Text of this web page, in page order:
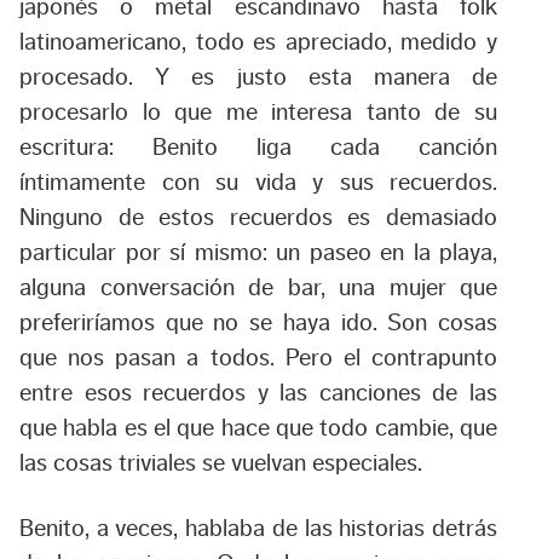
japonés o metal escandinavo hasta folk
latinoamericano, todo es apreciado, medido y
procesado. Y es justo esta manera de
procesarlo lo que me interesa tanto de su
escritura: Benito liga cada canción
íntimamente con su vida y sus recuerdos.
Ninguno de estos recuerdos es demasiado
particular por sí mismo: un paseo en la playa,
alguna conversación de bar, una mujer que
preferiríamos que no se haya ido. Son cosas
que nos pasan a todos. Pero el contrapunto
entre esos recuerdos y las canciones de las
que habla es el que hace que todo cambie, que
las cosas triviales se vuelvan especiales.
Benito, a veces, hablaba de las historias detrás